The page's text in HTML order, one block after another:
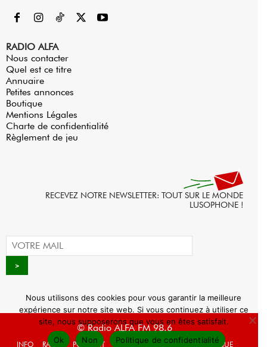
RADIO ALFA
Nous contacter
Quel est ce titre
Annuaire
Petites annonces
Boutique
Mentions Légales
Charte de confidentialité
Règlement de jeu
RECEVEZ NOTRE NEWSLETTER: TOUT SUR LE MONDE
LUSOPHONE !
© Radio ALFA FM 98.6
INFO RADIO PODCAST AGENDA WEBRADIO BOUTIQUE
Nous utilisons des cookies pour vous garantir la meilleure
expérience sur notre site web. Si vous continuez à utiliser ce
site, nous supposerons que vous en êtes satisfait.
Ok
Non Politique de confidentialité